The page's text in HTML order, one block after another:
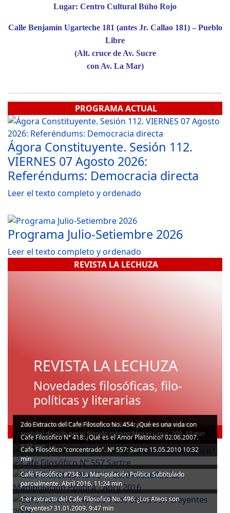
Lugar: Centro Cultural Búho Rojo
Calle Benjamín Ugarteche 181 (antes Jr. Callao 181) – Pueblo
Libre
(Alt. cruce de Av. Sucre
con Av. La Mar)
PROGRAMA ACTUAL
Ágora Constituyente. Sesión 112.
VIERNES 07 Agosto 2026:
Referéndums: Democracia directa
Leer el texto completo y ordenado
Programa Julio-Setiembre 2026
Leer el texto completo y ordenado
REVISTA LA LECHUZA
REVISTA LA LECHUZA
Novedades filosóficas, filo-
políticas y literarias
VIDEOS
Café Filosófico N° 119 "Existe una Racionalidad Andina y una
Racionalidad Criolla?" 21.10.2000. 17min
2do Extracto del Cafe Filosofico No. 454: ¿Qué es una vida con
sentido? dirigido por el filosofo cubano Miguel Limia. 200. 10 min
Cafe Filosofico N° 418: ¿Qué es el Amor Platonico? 02.06.2007.
9:27 min
Cafe Filosófico "concentrado". Nº 557: Sartre 15.05.2010 10:32
min
Café Filosófico #734: La Manipulación Política Subtitulado
parcialmente. Abril 2016. 11:24 min
1 er extracto del Cafe Filosofico No. 496: ¿Los Ateos son
Creyentes? 31.01.2009. 9:47 min